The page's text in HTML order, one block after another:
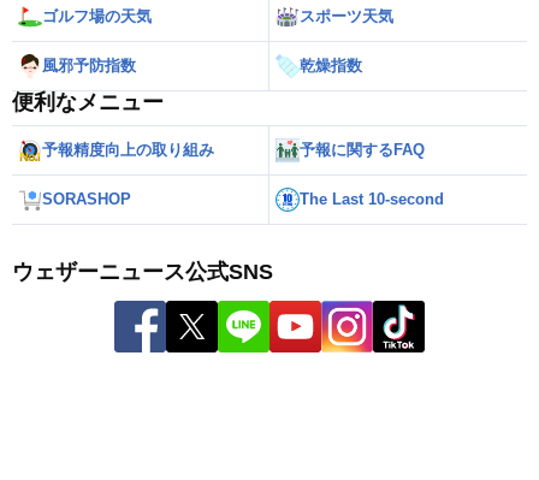
ゴルフ場の天気 スポーツ天気
風邪予防指数 乾燥指数
便利なメニュー
予報精度向上の取り組み 予報に関するFAQ
SORASHOP The Last 10-second
ウェザーニュース公式SNS